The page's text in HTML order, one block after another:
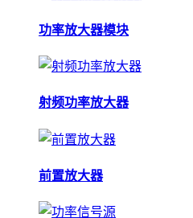
功率放大器模块
射频功率放大器
前置放大器